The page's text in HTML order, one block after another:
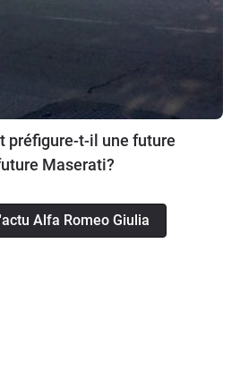
préfigure-t-il une future
Maserati?
Alfa Romeo Giulia